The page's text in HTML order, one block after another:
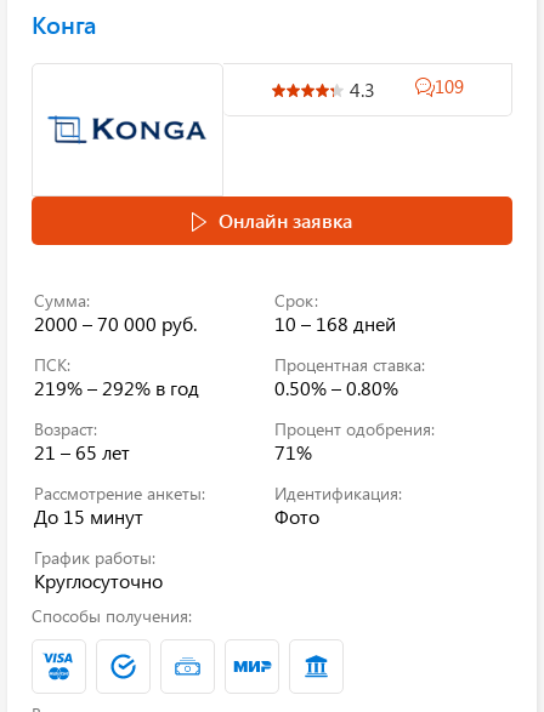
Конга
4.3 109
Онлайн заявка
Сумма:
2000 – 70 000 руб.
Срок:
10 – 168 дней
ПСК:
219% – 292% в год
Процентная ставка:
0.50% – 0.80%
Возраст:
21 – 65 лет
Процент одобрения:
71%
Рассмотрение анкеты:
До 15 минут
Идентификация:
Фото
График работы:
Круглосуточно
Способы получения: